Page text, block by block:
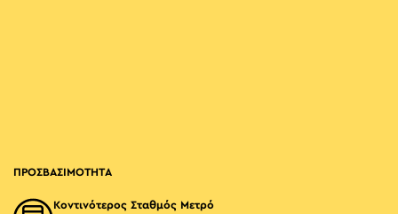
ΠΡΟΣΒΑΣΙΜΟΤΗΤΑ
Κοντινότερος Σταθμός Μετρό